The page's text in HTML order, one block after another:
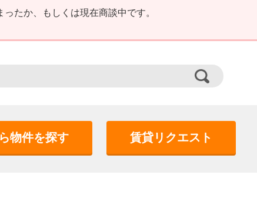
たか、もしくは現在商談中です。
物件を探す 賃貸リクエスト